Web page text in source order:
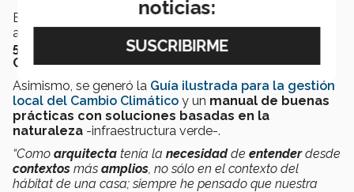
Esto permitió el
desarrollode un
abarcara a los
50%
población nacional, con base en el
Común de Reporteaprobado por laUnión Europea
Asimismo, se generó la Guía ilustrada para la gestión
local del Cambio Climático y un manual de buenas
prácticas con soluciones basadas en la
naturaleza -infraestructura verde-.
“Como arquitecta tenía la necesidadde entenderdesde
contextos más amplios, no sólo en el contexto del
hábitat de una casa; siempre he pensado que nuestra
noticias: